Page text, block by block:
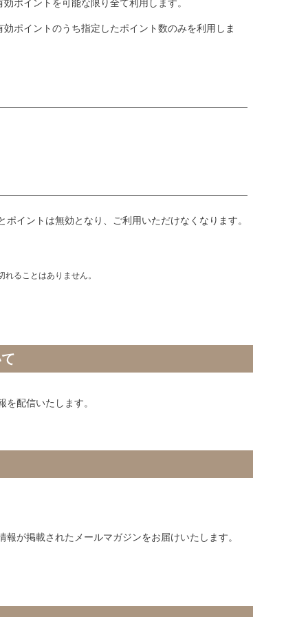
ポイントを可能な限り全て利用します。
ポイントのうち指定したポイント数のみを利用しま
イントは無効となり、ご利用いただけなくなります。
ることはありません。
配信いたします。
が掲載されたメールマガジンをお届けいたします。